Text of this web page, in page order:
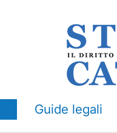
Guide legali